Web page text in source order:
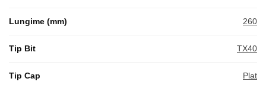
Lungime (mm) 260
Tip Bit TX40
Tip Cap Plat